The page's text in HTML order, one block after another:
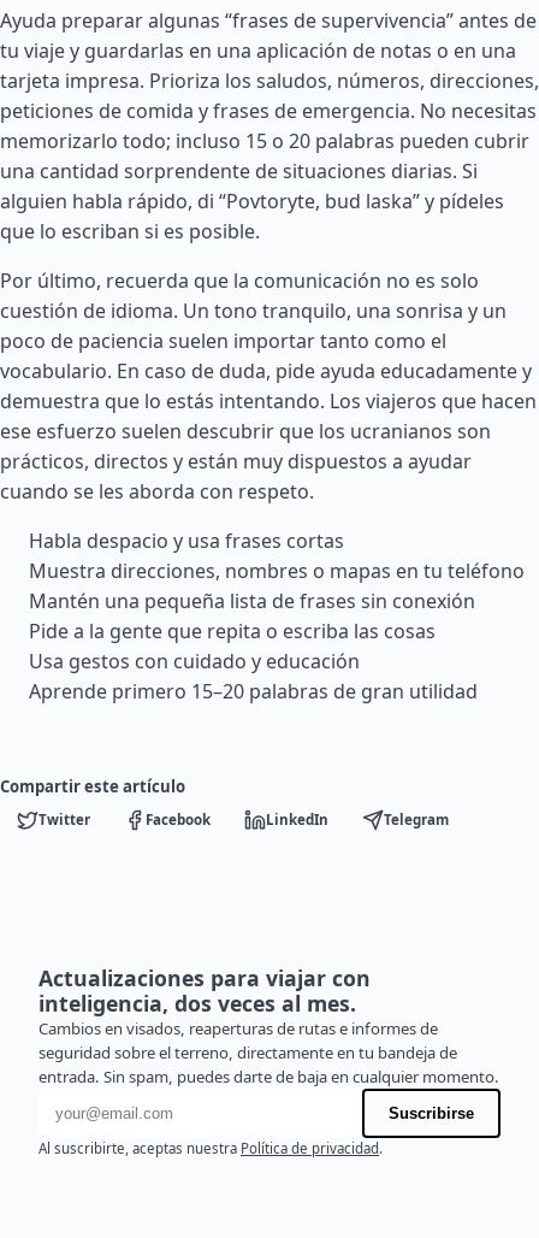
Ayuda preparar algunas “frases de supervivencia” antes de
tu viaje y guardarlas en una aplicación de notas o en una
tarjeta impresa. Prioriza los saludos, números, direcciones,
peticiones de comida y frases de emergencia. No necesitas
memorizarlo todo; incluso 15 o 20 palabras pueden cubrir
una cantidad sorprendente de situaciones diarias. Si
alguien habla rápido, di “Povtoryte, bud laska” y pídeles
que lo escriban si es posible.
Por último, recuerda que la comunicación no es solo
cuestión de idioma. Un tono tranquilo, una sonrisa y un
poco de paciencia suelen importar tanto como el
vocabulario. En caso de duda, pide ayuda educadamente y
demuestra que lo estás intentando. Los viajeros que hacen
ese esfuerzo suelen descubrir que los ucranianos son
prácticos, directos y están muy dispuestos a ayudar
cuando se les aborda con respeto.
Habla despacio y usa frases cortas
Muestra direcciones, nombres o mapas en tu teléfono
Mantén una pequeña lista de frases sin conexión
Pide a la gente que repita o escriba las cosas
Usa gestos con cuidado y educación
Aprende primero 15–20 palabras de gran utilidad
Compartir este artículo
Twitter Facebook LinkedIn Telegram
Actualizaciones para viajar con
inteligencia, dos veces al mes.
Cambios en visados, reaperturas de rutas e informes de
seguridad sobre el terreno, directamente en tu bandeja de
entrada. Sin spam, puedes darte de baja en cualquier momento.
Dirección de correo electrónico
Suscribirse
Al suscribirte, aceptas nuestra Política de privacidad.